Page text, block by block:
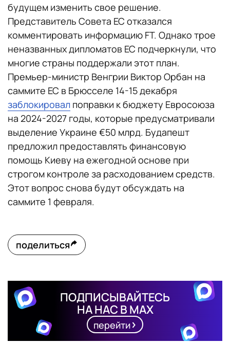
будущем изменить свое решение.
Представитель Совета ЕС отказался
комментировать информацию FT. Однако трое
неназванных дипломатов ЕС подчеркнули, что
многие страны поддержали этот план.
Премьер-министр Венгрии Виктор Орбан на
саммите ЕС в Брюсселе 14-15 декабря
заблокировал поправки к бюджету Евросоюза
на 2024-2027 годы, которые предусматривали
выделение Украине €50 млрд. Будапешт
предложил предоставлять финансовую
помощь Киеву на ежегодной основе при
строгом контроле за расходованием средств.
Этот вопрос снова будут обсуждать на
саммите 1 февраля.
поделиться
ПОДПИСЫВАЙТЕСЬ
НА НАС В MAX
перейти